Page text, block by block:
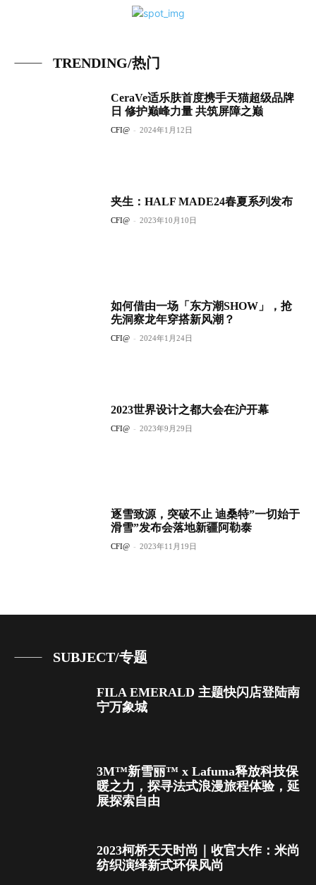
TRENDING/热门
CeraVe适乐肤首度携手天猫超级品牌
日 修护巅峰力量 共筑屏障之巅
CFI@ - 2024年1月12日
夹生：HALF MADE24春夏系列发布
CFI@ - 2023年10月10日
如何借由一场「东方潮SHOW」，抢
先洞察龙年穿搭新风潮？
CFI@ - 2024年1月24日
2023世界设计之都大会在沪开幕
CFI@ - 2023年9月29日
逐雪致源，突破不止 迪桑特”一切始于
滑雪”发布会落地新疆阿勒泰
CFI@ - 2023年11月19日
SUBJECT/专题
FILA EMERALD 主题快闪店登陆南
宁万象城
3M™新雪丽™ x Lafuma释放科技保
暖之力，探寻法式浪漫旅程体验，延
展探索自由
2023柯桥天天时尚｜收官大作：米尚
纺织演绎新式环保风尚